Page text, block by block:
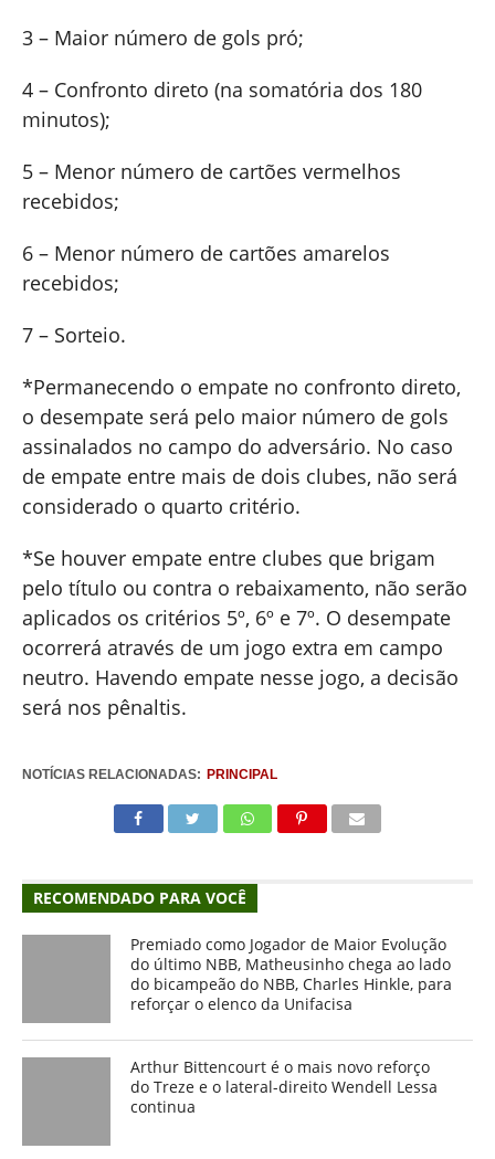
3 – Maior número de gols pró;
4 – Confronto direto (na somatória dos 180
minutos);
5 – Menor número de cartões vermelhos
recebidos;
6 – Menor número de cartões amarelos
recebidos;
7 – Sorteio.
*Permanecendo o empate no confronto direto,
o desempate será pelo maior número de gols
assinalados no campo do adversário. No caso
de empate entre mais de dois clubes, não será
considerado o quarto critério.
*Se houver empate entre clubes que brigam
pelo título ou contra o rebaixamento, não serão
aplicados os critérios 5º, 6º e 7º. O desempate
ocorrerá através de um jogo extra em campo
neutro. Havendo empate nesse jogo, a decisão
será nos pênaltis.
NOTÍCIAS RELACIONADAS: PRINCIPAL
RECOMENDADO PARA VOCÊ
Premiado como Jogador de Maior Evolução
do último NBB, Matheusinho chega ao lado
do bicampeão do NBB, Charles Hinkle, para
reforçar o elenco da Unifacisa
Arthur Bittencourt é o mais novo reforço
do Treze e o lateral-direito Wendell Lessa
continua